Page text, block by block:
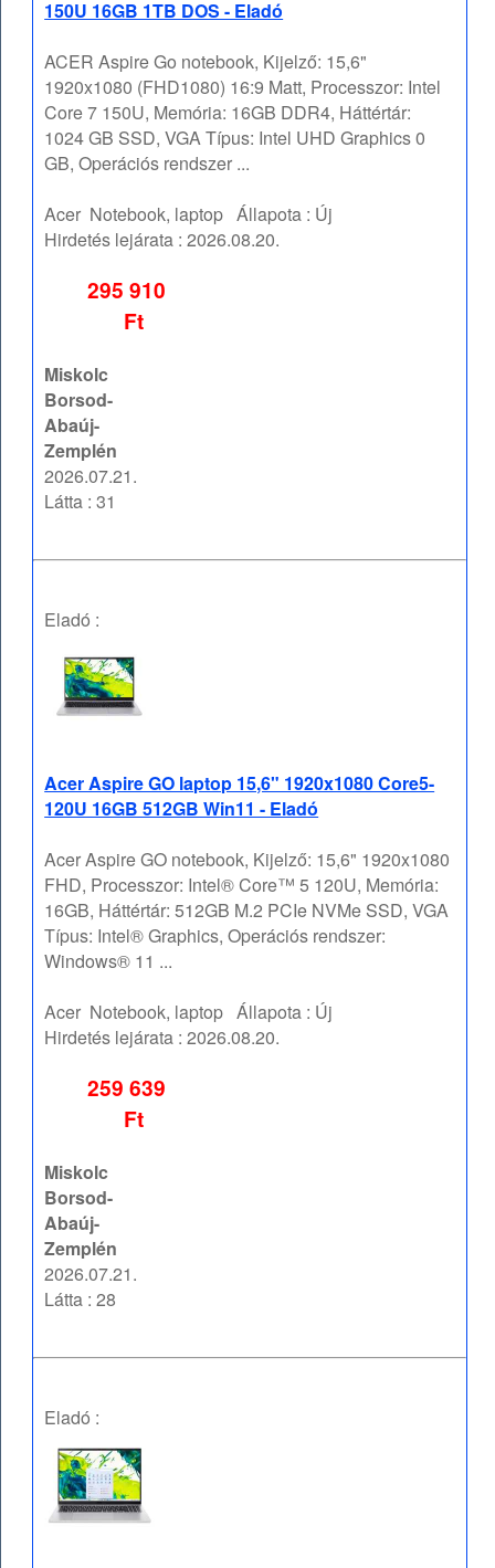
150U 16GB 1TB DOS - Eladó
ACER Aspire Go notebook, Kijelző: 15,6"
1920x1080 (FHD1080) 16:9 Matt, Processzor: Intel
Core 7 150U, Memória: 16GB DDR4, Háttértár:
1024 GB SSD, VGA Típus: Intel UHD Graphics 0
GB, Operációs rendszer ...
Acer Notebook, laptop Állapota : Új
Hirdetés lejárata :2026.08.20.
295 910
Ft
Miskolc
Borsod-
Abaúj-
Zemplén
2026.07.21.
Látta : 31
Eladó :
Acer Aspire GO laptop 15,6" 1920x1080 Core5-
120U 16GB 512GB Win11 - Eladó
Acer Aspire GO notebook, Kijelző: 15,6" 1920x1080
FHD, Processzor: Intel® Core™ 5 120U, Memória:
16GB, Háttértár: 512GB M.2 PCIe NVMe SSD, VGA
Típus: Intel® Graphics, Operációs rendszer:
Windows® 11 ...
Acer Notebook, laptop Állapota : Új
Hirdetés lejárata :2026.08.20.
259 639
Ft
Miskolc
Borsod-
Abaúj-
Zemplén
2026.07.21.
Látta : 28
Eladó :